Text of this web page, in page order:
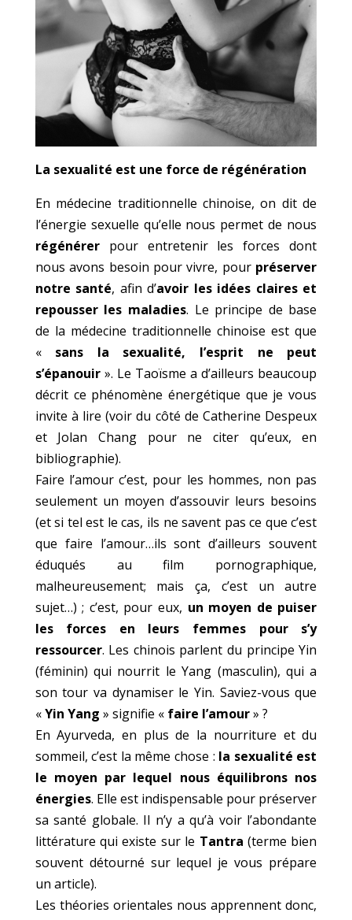
La sexualité est une force de régénération
En médecine traditionnelle chinoise, on dit de
l’énergie sexuelle qu’elle nous permet de nous
régénérerpour entretenir les forces dont
nous avons besoin pour vivre, pour préserver
notre santé, afin d’avoir les idées claires et
repousser les maladies. Le principe de base
de la médecine traditionnelle chinoise est que
«sans la sexualité, l’esprit ne peut
s’épanouir». Le Taoïsme a d’ailleurs beaucoup
décrit ce phénomène énergétique que je vous
invite à lire (voir du côté de Catherine Despeux
et Jolan Chang pour ne citer qu’eux, en
bibliographie).
Faire l’amour c’est, pour les hommes, non pas
seulement un moyen d’assouvir leurs besoins
(et si tel est le cas, ils ne savent pas ce que c’est
que faire l’amour…ils sont d’ailleurs souvent
éduqués au film pornographique,
malheureusement; mais ça, c’est un autre
sujet…) ; c’est, pour eux, un moyen de puiser
les forces en leurs femmes pour s’y
ressourcer. Les chinois parlent du principe Yin
(féminin) qui nourrit le Yang (masculin), qui a
son tour va dynamiser le Yin. Saviez-vous que
«Yin Yang » signifie « faire l’amour» ?
En Ayurveda, en plus de la nourriture et du
sommeil, c’est la même chose : la sexualité est
le moyen par lequel nous équilibrons nos
énergies. Elle est indispensable pour préserver
sa santé globale. Il n’y a qu’à voir l’abondante
littérature qui existe sur le Tantra (terme bien
souvent détourné sur lequel je vous prépare
un article).
Les théories orientales nous apprennent donc,